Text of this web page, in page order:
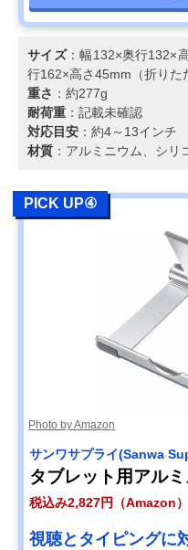
サイズ：幅132×奥行132×
行162×高さ45mm（折りた
重さ ：約277g
耐荷重 ：記載未確認
対応目安 ：約4～13インチ
材質 ：アルミニウム、シリ
PICK UP④
Photo by Amazon
サンワサプライ(Sanwa
タブレット用アル
税込み2,827円（Amazon）
視聴とタイピングに